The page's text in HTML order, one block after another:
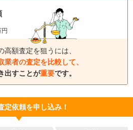
円
高額査定を狙うには、
業者の査定を比較して、
出すことが重要です。
定依頼を申し込み！